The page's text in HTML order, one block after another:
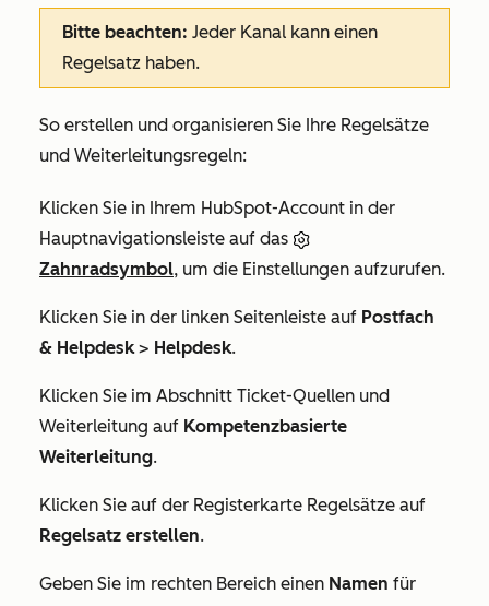
Bitte beachten: Jeder Kanal kann einen
Regelsatz haben.
So erstellen und organisieren Sie Ihre Regelsätze
und Weiterleitungsregeln:
Klicken Sie in Ihrem HubSpot-Account in der
Hauptnavigationsleiste auf das
Zahnradsymbol, um die Einstellungen aufzurufen.
Klicken Sie in der linken Seitenleiste auf Postfach
& Helpdesk> Helpdesk.
Klicken Sie im Abschnitt Ticket-Quellen und
Weiterleitung auf Kompetenzbasierte
Weiterleitung.
Klicken Sie auf der Registerkarte Regelsätze auf
Regelsatz erstellen.
Geben Sie im rechten Bereich einen Namen für